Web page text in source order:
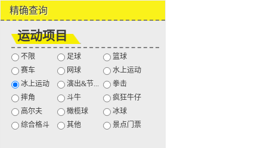
精确查询
运动项目
不限 足球
篮球
赛车
网球
水上运动
冰上运动
演出&节...
拳击
摔角
斗牛
疯狂牛仔
高尔夫
橄榄球
冰球
综合格斗
其他 景点门票